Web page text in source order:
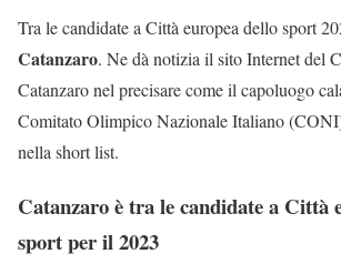
Tra le candidate a Città europea dello sport
Catanzaro. Ne dà notizia il sito Internet del
Catanzaro nel precisare come il capoluogo
Comitato Olimpico Nazionale Italiano
nella short list.
Catanzaro è tra le candidate a Città
sport per il 2023